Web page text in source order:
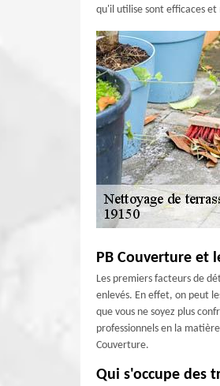
qu'il utilise sont efficaces et
PB Couverture et
Les premiers facteurs de
enlevés. En effet, on peut
que vous ne soyez plus
professionnels en la
Couverture.
Qui s'occupe des